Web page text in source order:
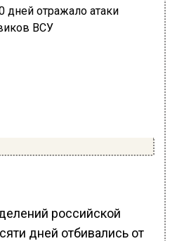
российской
дней отбивались от